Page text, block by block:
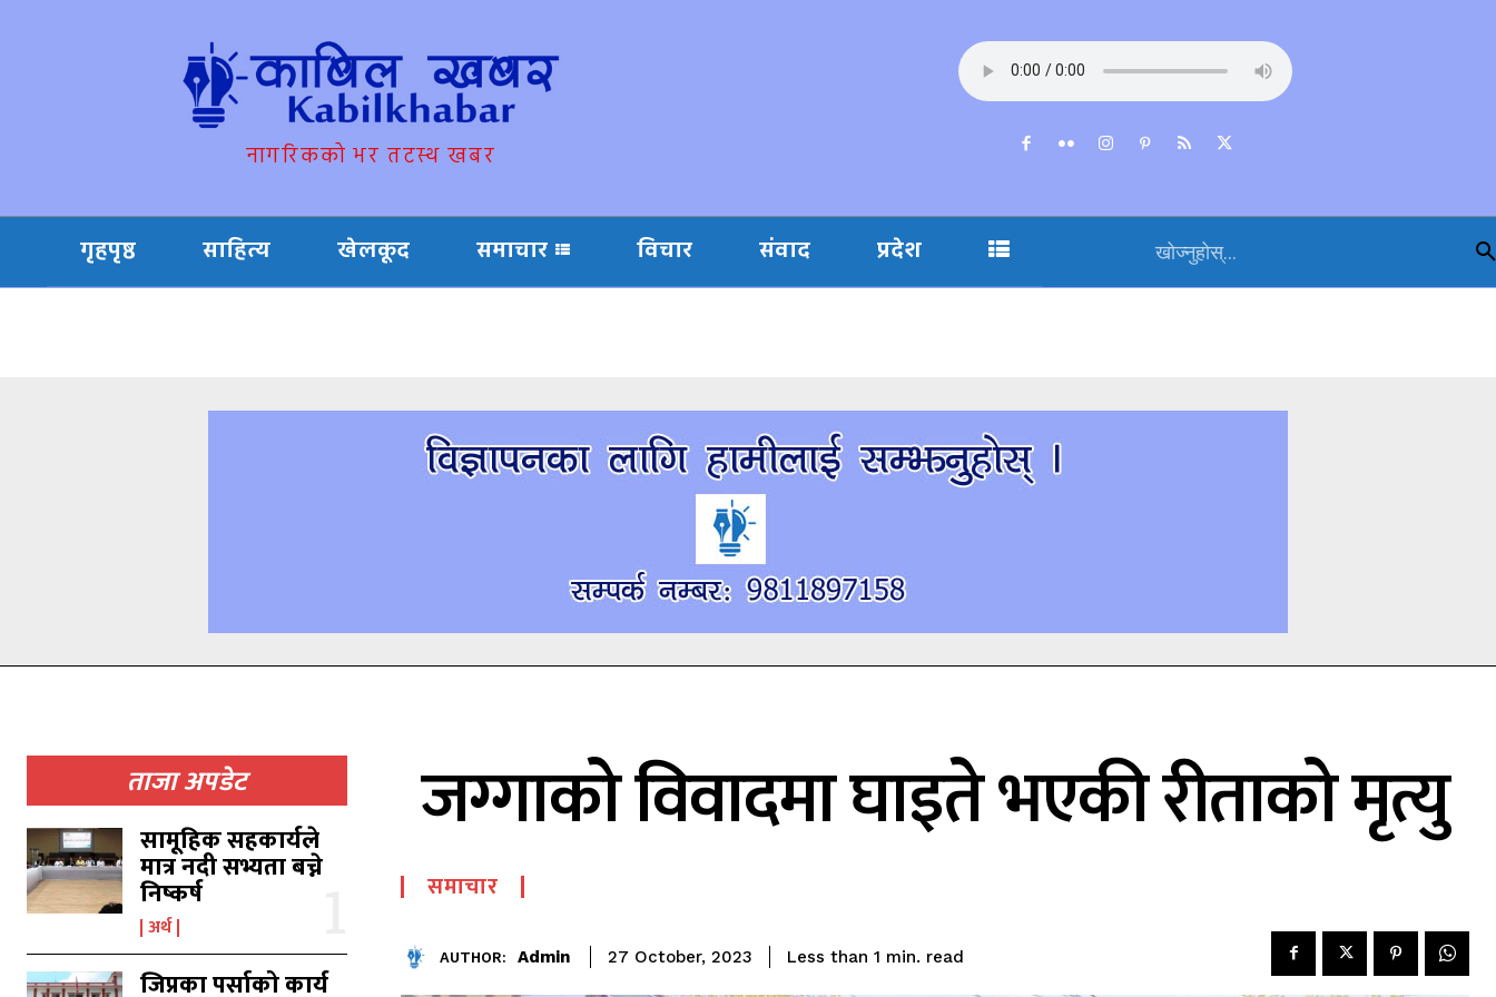
नागरिकको भर तटस्थ खबर
गृहपृष्ठ साहित्य खेलकूद समाचार विचार संवाद प्रदेश खोज्नुहोस्...
ताजा अपडेट
सामूहिक सहकार्यले
मात्र नदी सभ्यता बच्ने
निष्कर्ष
अर्थ
जिप्रका पर्साको कार्य
जग्गाको विवादमा घाइते भएकी रीताको मृत्यु
समाचार
AUTHOR: Admin 27 October, 2023 Less than 1 min. read